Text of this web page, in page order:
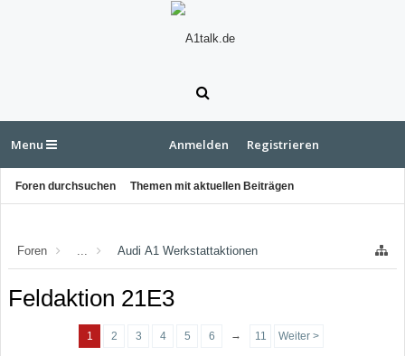
Menu
Foren durchsuchen Themen mit aktuellen Beiträgen
Anmelden Registrieren
Foren ... Audi A1 Werkstattaktionen
Feldaktion 21E3
1 2 3 4 5 6 → 11 Weiter >